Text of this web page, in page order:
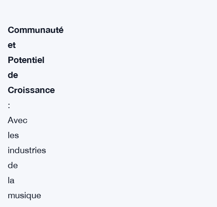
Communauté
et
Potentiel
de
Croissance
:
Avec
les
industries
de
la
musique